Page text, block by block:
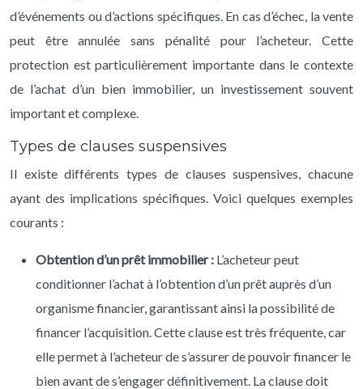
d’événements ou d’actions spécifiques. En cas d’échec, la vente
peut être annulée sans pénalité pour l’acheteur. Cette
protection est particulièrement importante dans le contexte
de l’achat d’un bien immobilier, un investissement souvent
important et complexe.
Types de clauses suspensives
Il existe différents types de clauses suspensives, chacune
ayant des implications spécifiques. Voici quelques exemples
courants :
Obtention d’un prêt immobilier : L’acheteur peut
conditionner l’achat à l’obtention d’un prêt auprès d’un
organisme financier, garantissant ainsi la possibilité de
financer l’acquisition. Cette clause est très fréquente, car
elle permet à l’acheteur de s’assurer de pouvoir financer le
bien avant de s’engager définitivement. La clause doit